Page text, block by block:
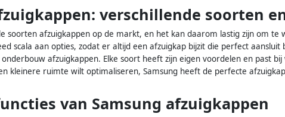
verschillende soorten
soorten afzuigkappen op de markt, en het kan daarom lastig zijn om
scala aan opties, zodat er altijd een afzuigkap bijzit die perfect aansluit
afzuigkappen. Elke soort heeft zijn eigen voordelen en past
kleinere ruimte wilt optimaliseren, Samsung heeft de perfecte
van Samsung afzuigkappen